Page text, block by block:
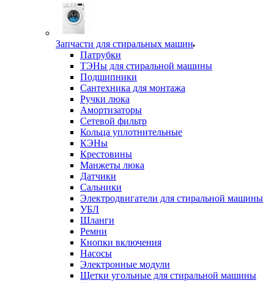
Запчасти для стиральных машин
Патрубки
ТЭНы для стиральной машины
Подшипники
Сантехника для монтажа
Ручки люка
Амортизаторы
Сетевой фильтр
Кольца уплотнительные
КЭНы
Крестовины
Манжеты люка
Датчики
Сальники
Электродвигатели для стиральной машины
УБЛ
Шланги
Ремни
Кнопки включения
Насосы
Электронные модули
Щетки угольные для стиральной машины